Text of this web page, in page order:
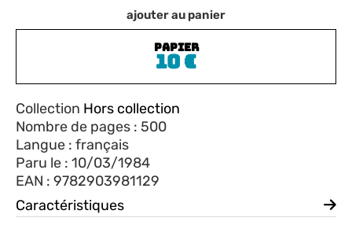
ajouter au panier
PAPIER
10€
Collection Hors collection
Nombre de pages : 500
Langue : français
Paru le : 10/03/1984
EAN : 9782903981129
Caractéristiques